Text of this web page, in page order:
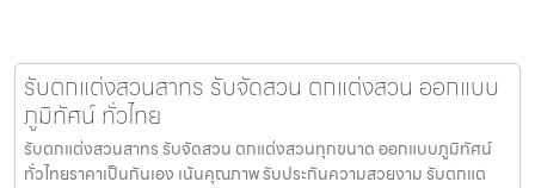
รับตกแต่งสวนสาทร รับจัดสวน ตกแต่งสวน ออกแบบ
ภูมิทัศน์ ทั่วไทย
รับตกแต่งสวนสาทร รับจัดสวน ตกแต่งสวนทุกขนาด ออกแบบภูมิทัศน์
ทั่วไทยราคาเป็นกันเอง เน้นคุณภาพ รับประกันความสวยงาม รับตกแต